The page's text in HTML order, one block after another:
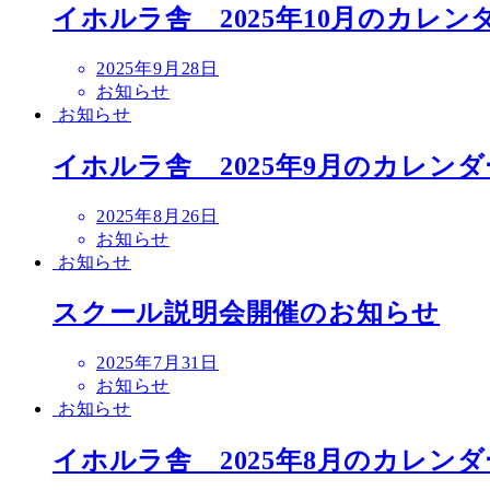
イホルラ舎 2025年10月のカレン
投
稿
日
2025年9月28日
お知らせ
お知らせ
イホルラ舎 2025年9月のカレンダ
投
稿
日
2025年8月26日
お知らせ
お知らせ
スクール説明会開催のお知らせ
投
稿
日
2025年7月31日
お知らせ
お知らせ
イホルラ舎 2025年8月のカレンダ